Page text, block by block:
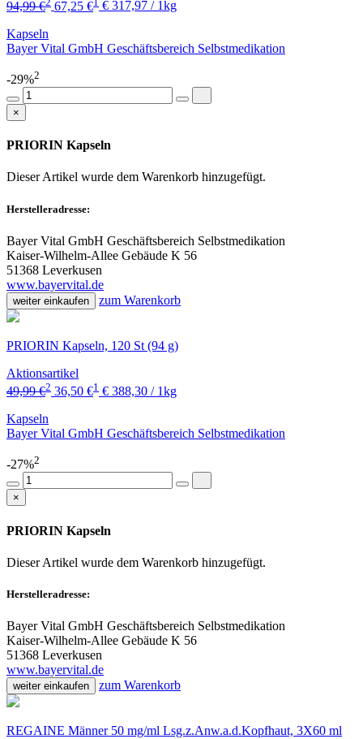
94,99 € 67,25 €
€ 317,97 / 1kg
Kapseln
Bayer Vital GmbH Geschäftsbereich Selbstmedikation
-29%2
×
PRIORIN Kapseln
Dieser Artikel wurde dem Warenkorb hinzugefügt.
Herstelleradresse:
Bayer Vital GmbH Geschäftsbereich Selbstmedikation
Kaiser-Wilhelm-Allee Gebäude K 56
51368 Leverkusen
www.bayervital.de
weiter einkaufen zum Warenkorb
PRIORIN Kapseln, 120 St (94 g)
Aktionsartikel
49,99 €2 36,50 €1 € 388,30 / 1kg
Kapseln
Bayer Vital GmbH Geschäftsbereich Selbstmedikation
-27%2
×
PRIORIN Kapseln
Dieser Artikel wurde dem Warenkorb hinzugefügt.
Herstelleradresse:
Bayer Vital GmbH Geschäftsbereich Selbstmedikation
Kaiser-Wilhelm-Allee Gebäude K 56
51368 Leverkusen
www.bayervital.de
weiter einkaufen zum Warenkorb
REGAINE Männer 50 mg/ml Lsg.z.Anw.a.d.Kopfhaut, 3X60 ml